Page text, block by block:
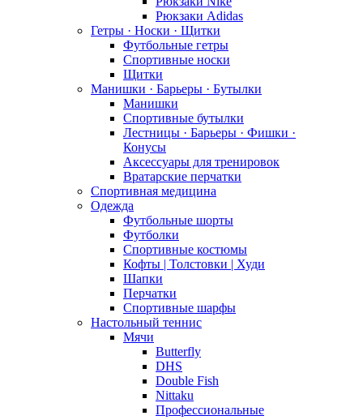
Рюкзаки Adidas
Гетры · Носки · Щитки
Футбольные гетры
Спортивные носки
Щитки
Манишки · Барьеры · Бутылки
Манишки
Спортивные бутылки
Лестницы · Барьеры · Фишки ·
Конусы
Аксессуары для тренировок
Вратарские перчатки
Спортивная медицина
Одежда
Футбольные шорты
Футболки
Спортивные костюмы
Кофты | Толстовки | Худи
Шапки
Перчатки
Спортивные шарфы
Настольный теннис
Мячи
Butterfly
DHS
Double Fish
Nittaku
Профессиональные